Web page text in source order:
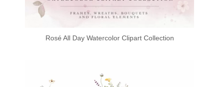
Rosé All Day Watercolor Clipart Collection